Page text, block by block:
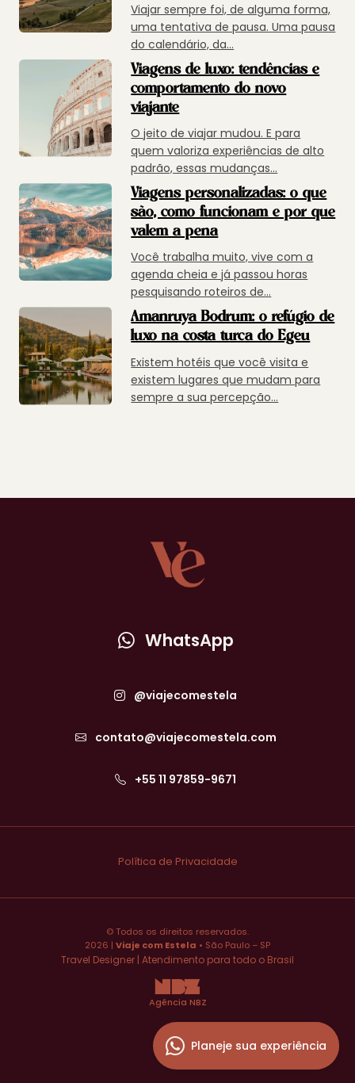
Viajar sempre foi, de alguma forma,
uma tentativa de pausa. Uma pausa
do calendário, da...
Viagens de luxo: tendências e
comportamento do novo
viajante
O jeito de viajar mudou. E para
quem valoriza experiências de alto
padrão, essas mudanças...
Viagens personalizadas: o que
são, como funcionam e por que
valem a pena
Você trabalha muito, vive com a
agenda cheia e já passou horas
pesquisando roteiros de...
Amanruya Bodrum: o refúgio de
luxo na costa turca do Egeu
Existem hotéis que você visita e
existem lugares que mudam para
sempre a sua percepção...
WhatsApp
@viajecomestela
contato@viajecomestela.com
+55 11 97859-9671
Política de Privacidade
© Todos os direitos reservados.
2026 | Viaje com Estela • São Paulo – SP
Travel Designer | Atendimento para todo o Brasil
NBZ
Agência NBZ
Planeje sua experiência